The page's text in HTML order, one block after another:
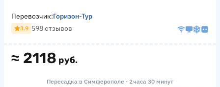
≈ 2118 руб.
Перевозчик:Горизон-Тур
3.9 598 отзывов
Пересадка в Симферополе · 2 часа 30 минут